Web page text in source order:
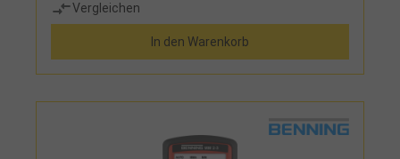
Diodentest, Data-Hold, MIN/MAX365093: Spannung,
Strom, Widerstand, Kapazität, Frequenz,
Tastverhältnis, Diodentest, Data-Hold und Peak-
Hold, MIN/MAX/DIFF/AVG, Relativmessung, Low Z
Niederimpedanz-Modus,
feste Messspitzen und 2 Micro-Batterien
Vergleichen
In den Warenkorb